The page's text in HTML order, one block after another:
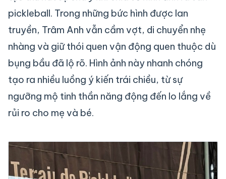
pickleball. Trong những bức hình được lan
truyền, Trâm Anh vẫn cầm vợt, di chuyển nhẹ
nhàng và giữ thói quen vận động quen thuộc dù
bụng bầu đã lộ rõ. Hình ảnh này nhanh chóng
tạo ra nhiều luồng ý kiến trái chiều, từ sự
ngưỡng mộ tinh thần năng động đến lo lắng về
rủi ro cho mẹ và bé.